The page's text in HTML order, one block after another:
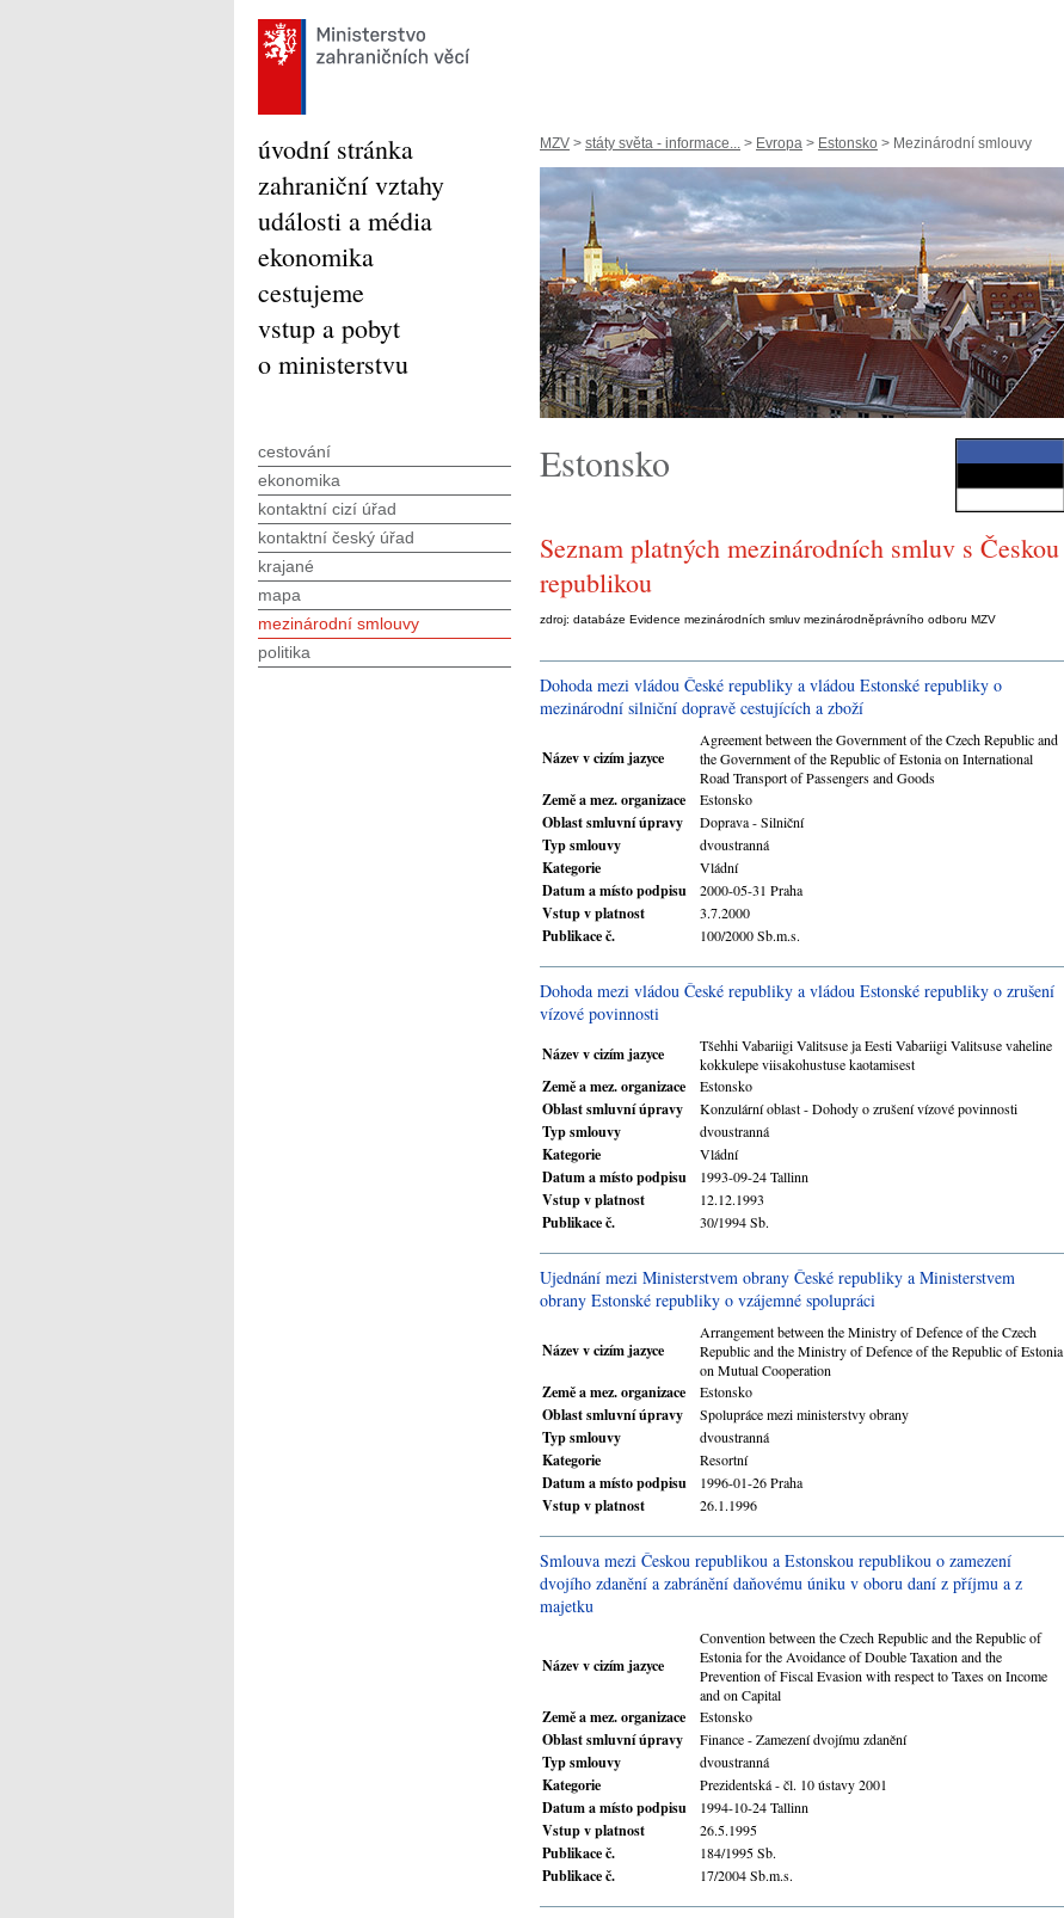
MZV > státy světa - informace... > Evropa > Estonsko > Mezinárodní smlouvy
Estonsko
Seznam platných mezinárodních smluv s Českou
republikou
zdroj: databáze Evidence mezinárodních smluv mezinárodněprávního odboru MZV
Dohoda mezi vládou České republiky a vládou Estonské republiky o
mezinárodní silniční dopravě cestujících a zboží
Název v cizím jazyce
Agreement between the Government of the Czech Republic and
the Government of the Republic of Estonia on International
Road Transport of Passengers and Goods
Země a mez. organizace Estonsko
Oblast smluvní úpravy Doprava - Silniční
Typ smlouvy dvoustranná
Kategorie Vládní
Datum a místo podpisu 2000-05-31 Praha
Vstup v platnost 3.7.2000
Publikace č. 100/2000 Sb.m.s.
Dohoda mezi vládou České republiky a vládou Estonské republiky o zrušení
vízové povinnosti
Název v cizím jazyce
Tšehhi Vabariigi Valitsuse ja Eesti Vabariigi Valitsuse vaheline
kokkulepe viisakohustuse kaotamisest
Země a mez. organizace Estonsko
Oblast smluvní úpravy Konzulární oblast - Dohody o zrušení vízové povinnosti
Typ smlouvy dvoustranná
Kategorie Vládní
Datum a místo podpisu 1993-09-24 Tallinn
Vstup v platnost 12.12.1993
Publikace č. 30/1994 Sb.
Ujednání mezi Ministerstvem obrany České republiky a Ministerstvem
obrany Estonské republiky o vzájemné spolupráci
Název v cizím jazyce
Arrangement between the Ministry of Defence of the Czech
Republic and the Ministry of Defence of the Republic of Estonia
on Mutual Cooperation
Země a mez. organizace Estonsko
Oblast smluvní úpravy Spolupráce mezi ministerstvy obrany
Typ smlouvy dvoustranná
Kategorie Resortní
Datum a místo podpisu 1996-01-26 Praha
Vstup v platnost 26.1.1996
Smlouva mezi Českou republikou a Estonskou republikou o zamezení
dvojího zdanění a zabránění daňovému úniku v oboru daní z příjmu a z
majetku
Název v cizím jazyce
Convention between the Czech Republic and the Republic of
Estonia for the Avoidance of Double Taxation and the
Prevention of Fiscal Evasion with respect to Taxes on Income
and on Capital
Země a mez. organizace Estonsko
Oblast smluvní úpravy Finance - Zamezení dvojímu zdanění
Typ smlouvy dvoustranná
Kategorie Prezidentská - čl. 10 ústavy 2001
Datum a místo podpisu 1994-10-24 Tallinn
Vstup v platnost 26.5.1995
Publikace č. 184/1995 Sb.
Publikace č. 17/2004 Sb.m.s.
úvodní stránka
zahraniční vztahy
události a média
ekonomika
cestujeme
vstup a pobyt
o ministerstvu
cestování
ekonomika
kontaktní cizí úřad
kontaktní český úřad
krajané
mapa
mezinárodní smlouvy
politika